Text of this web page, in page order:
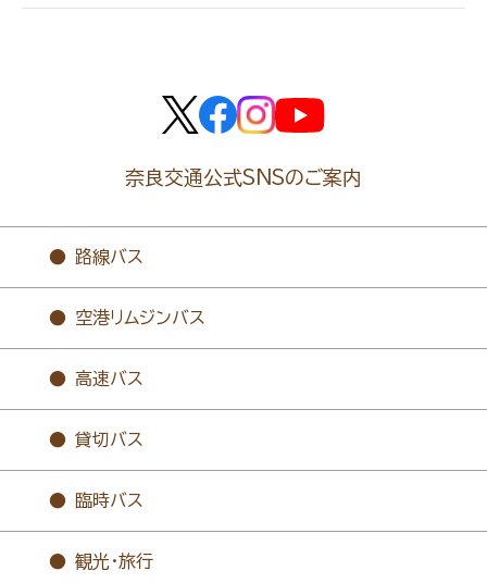
奈良交通公式SNSのご案内
路線バス
空港リムジンバス
高速バス
貸切バス
臨時バス
観光・旅行